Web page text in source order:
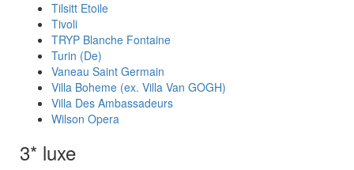
Tilsitt Etoile
Tivoli
TRYP Blanche Fontaine
Turin (De)
Vaneau Saint Germain
Villa Boheme (ex. Villa Van GOGH)
Villa Des Ambassadeurs
Wilson Opera
3* luxe